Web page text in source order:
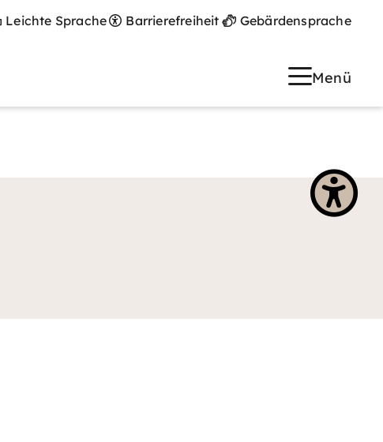
Leichte Sprache Barrierefreiheit Gebärdensprache
Menü